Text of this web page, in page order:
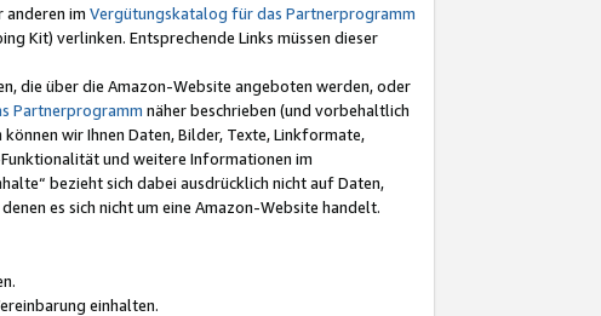
anderen im Vergütungskatalog für das Partnerprogramm
Kit) verlinken. Entsprechende Links müssen dieser
die über die Amazon-Website angeboten werden, oder
Partnerprogramm näher beschrieben (und vorbehaltlich
wir Ihnen Daten, Bilder, Texte, Linkformate,
und weitere Informationen im
bezieht sich dabei ausdrücklich nicht auf Daten,
es sich nicht um eine Amazon-Website handelt.
einhalten.